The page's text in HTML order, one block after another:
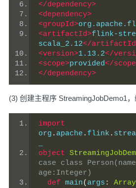
</dependency>
<dependency>
<groupId>
<artifactId>flink-
scala_2.12</
<version>1.13.2</
<scope>provided</
</dependency>
(3) 创建主程序 StreamingJobDemo1，
import
org . apache . flink .
object
case class
age:Integer)
def main( args : Array